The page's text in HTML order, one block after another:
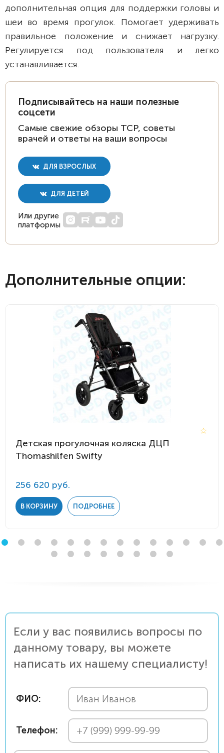
дополнительная опция для поддержки головы и
шеи во время прогулок. Помогает удерживать
правильное положение и снижает нагрузку.
Регулируется под пользователя и легко
устанавливается.
Подписывайтесь на наши полезные
соцсети
Самые свежие обзоры ТСР, советы
врачей и ответы на ваши вопросы
ДЛЯ ВЗРОСЛЫХ
ДЛЯ ДЕТЕЙ
Или другие
платформы
Дополнительные опции:
Детская прогулочная коляска ДЦП
Thomashilfen Swifty
256 620 руб.
В КОРЗИНУ ПОДРОБНЕЕ
Если у вас появились вопросы по
данному товару, вы можете
написать их нашему специалисту!
ФИО:
Телефон: